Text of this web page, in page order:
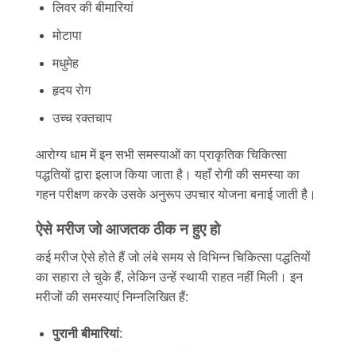
लिवर की बीमारियां
मोटापा
मधुमेह
हृदय रोग
उच्च रक्तचाप
आरोग्य धाम में इन सभी समस्याओं का प्राकृतिक चिकित्सा
पद्धतियों द्वारा इलाज किया जाता है। यहाँ रोगी की समस्या का
गहन परीक्षण करके उसके अनुरूप उपचार योजना बनाई जाती है।
ऐसे मरीज जो आजतक ठीक न हुए हो
कई मरीज ऐसे होते हैं जो लंबे समय से विभिन्न चिकित्सा पद्धतियों
का सहारा ले चुके हैं, लेकिन उन्हें स्थायी राहत नहीं मिली। इन
मरीजों की समस्याएं निम्नलिखित हैं:
पुरानी बीमारियां: